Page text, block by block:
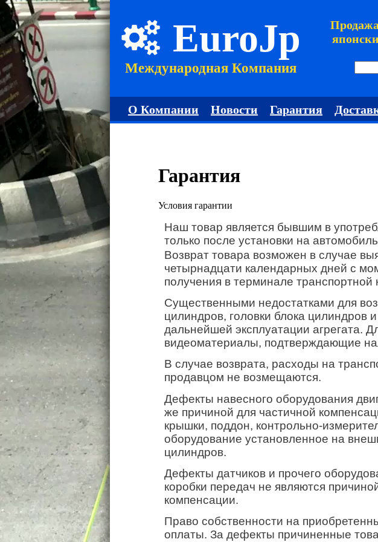
EuroJp
Международная Компания
О Компании Новости Гарантия
Гарантия
Условия гарантии
Наш товар является бывшим в
только после установки на
Возврат товара возможен в случае
четырнадцати календарных дней с
получения в терминале транспортной
Существенными недостатками для
цилиндров, головки блока цилиндров
дальнейшей эксплуатации агрегата.
видеоматериалы, подтверждающие
В случае возврата, расходы на
продавцом не возмещаются.
Дефекты навесного оборудования
же причиной для частичной
крышки, поддон, контрольно-
оборудование установленное на
цилиндров.
Дефекты датчиков и прочего
коробки передач не являются
компенсации.
Право собственности на
оплаты. За дефекты причиненные